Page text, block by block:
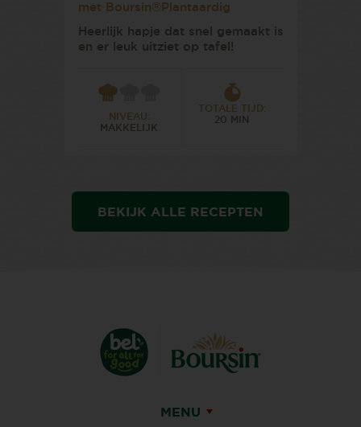
met Boursin®Plantaardig
Heerlijk hapje dat snel gemaakt is
en er leuk uitziet op tafel!
NIVEAU:
MAKKELIJK
TOTALE TIJD:
20 MIN
BEKIJK ALLE RECEPTEN
MENU